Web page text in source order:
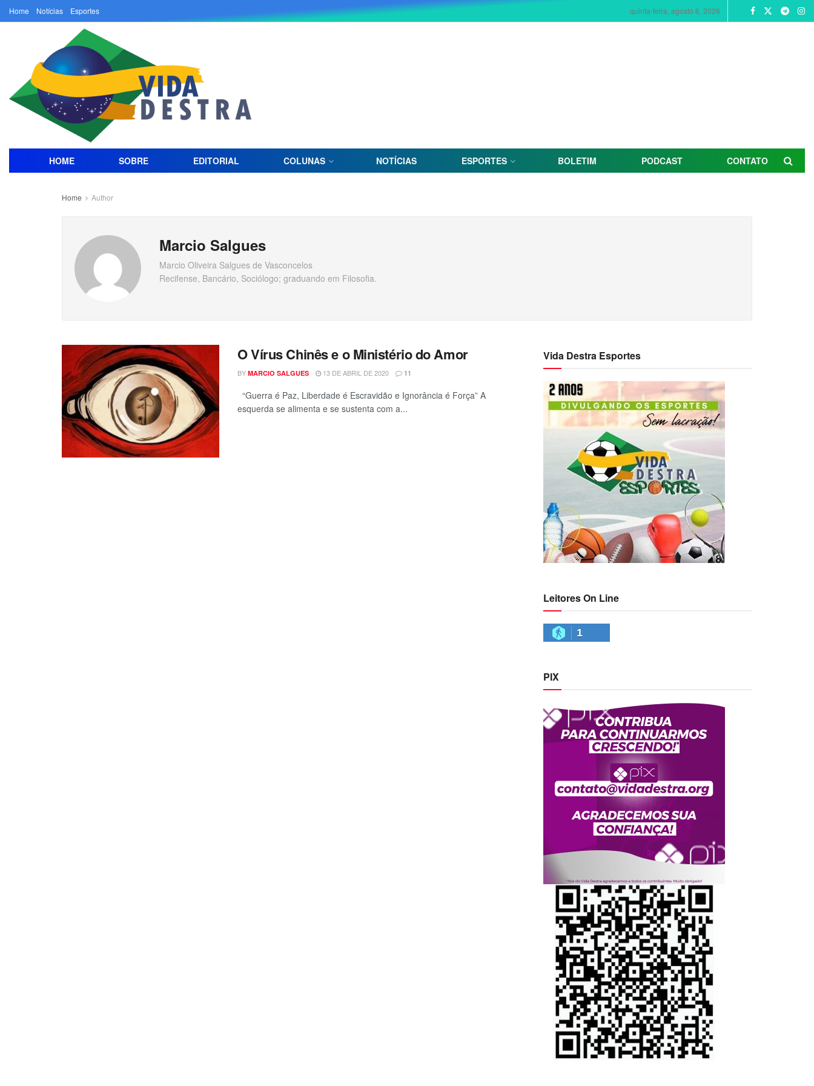
Home Notícias Esportes quinta-feira, agosto 6, 2026
HOME SOBRE EDITORIAL COLUNAS NOTÍCIAS ESPORTES BOLETIM PODCAST CONTATO
Home Author
Marcio Salgues
Marcio Oliveira Salgues de Vasconcelos
Recifense, Bancário, Sociólogo; graduando em Filosofia.
O Vírus Chinês e o Ministério do Amor
BY MARCIO SALGUES 13 DE ABRIL DE 2020 11
“Guerra é Paz, Liberdade é Escravidão e Ignorância é Força” A
esquerda se alimenta e se sustenta com a...
Vida Destra Esportes
Leitores On Line
1
PIX